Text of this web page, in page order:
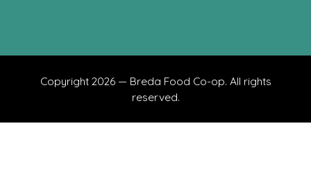
Copyright 2026 — Breda Food Co-op. All rights
reserved.